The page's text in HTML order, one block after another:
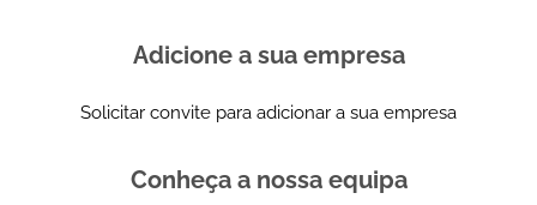
Adicione a sua empresa
Solicitar convite para adicionar a sua empresa
Conheça a nossa equipa